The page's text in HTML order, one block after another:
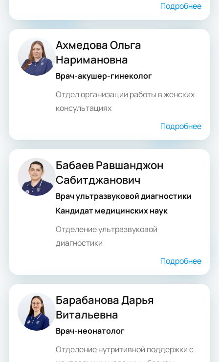
Подробнее
Ахмедова Ольга
Наримановна
Врач-акушер-гинеколог
Отдел организации работы в женских
консультациях
Подробнее
Бабаев Равшанджон
Сабитджанович
Врач ультразвуковой диагностики
Кандидат медицинских наук
Отделение ультразвуковой
диагностики
Подробнее
Барабанова Дарья
Витальевна
Врач-неонатолог
Отделение нутритивной поддержки с